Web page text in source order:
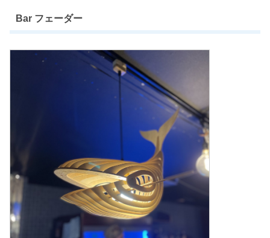
Bar フェーダー